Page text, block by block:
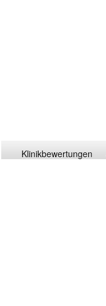
Klinikbewertungen